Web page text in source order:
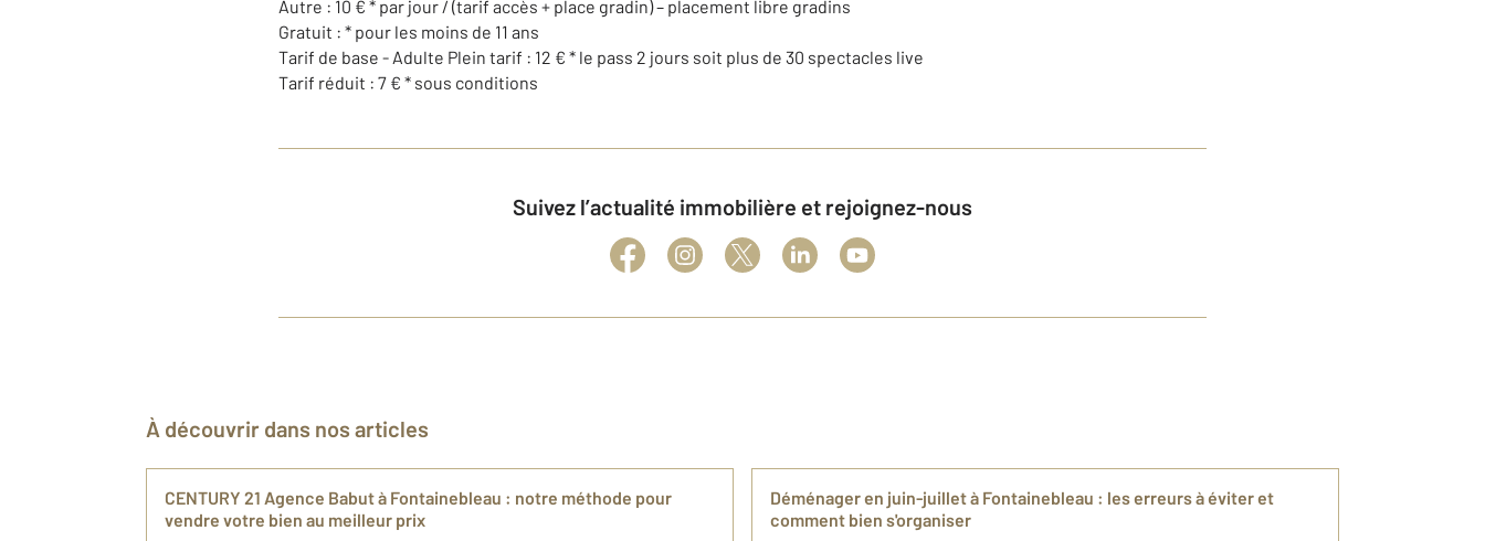
Autre : 10 € * par jour / (tarif accès + place gradin) – placement libre gradins
Gratuit : * pour les moins de 11 ans
Tarif de base - Adulte Plein tarif : 12 € * le pass 2 jours soit plus de 30 spectacles live
Tarif réduit : 7 € * sous conditions
Suivez l’actualité immobilière et rejoignez-nous
À découvrir dans nos articles
CENTURY 21 Agence Babut à Fontainebleau : notre méthode pour
vendre votre bien au meilleur prix
Déménager en juin-juillet à Fontainebleau : les erreurs à éviter et
comment bien s'organiser